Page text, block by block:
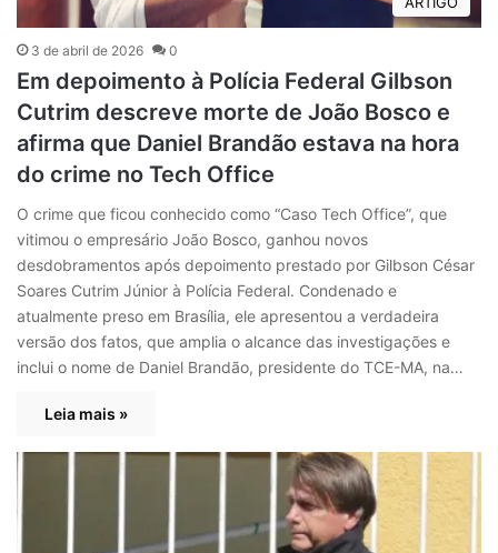
3 de abril de 2026 0
Em depoimento à Polícia Federal Gilbson
Cutrim descreve morte de João Bosco e
afirma que Daniel Brandão estava na hora
do crime no Tech Office
O crime que ficou conhecido como “Caso Tech Office”, que
vitimou o empresário João Bosco, ganhou novos
desdobramentos após depoimento prestado por Gilbson César
Soares Cutrim Júnior à Polícia Federal. Condenado e
atualmente preso em Brasília, ele apresentou a verdadeira
versão dos fatos, que amplia o alcance das investigações e
inclui o nome de Daniel Brandão, presidente do TCE-MA, na…
Leia mais »